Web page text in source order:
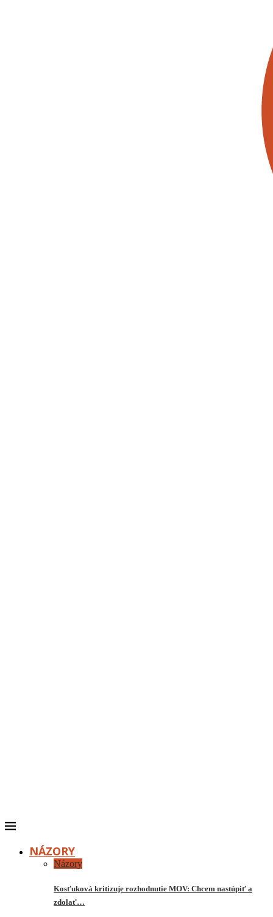
NÁZORY
Názory
Kosťuková kritizuje rozhodnutie MOV: Chcem nastúpiť a
zdolať…